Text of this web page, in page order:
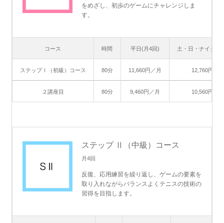
をめざし、初歩のゲームにチャレンジしま
す。
コース 時間 平日(月4回) 土・日・ナイター
ステップⅠ（初級）コース 80分 11,660円／月 12,760円／月
２講座目 80分 9,460円／月 10,560円／月
ステップ Ⅱ（中級）コース
月4回
反復、応用練習を繰り返し、ゲームの要素を
取り入れながらバランスよくテニスの技術の
習得を目指します。